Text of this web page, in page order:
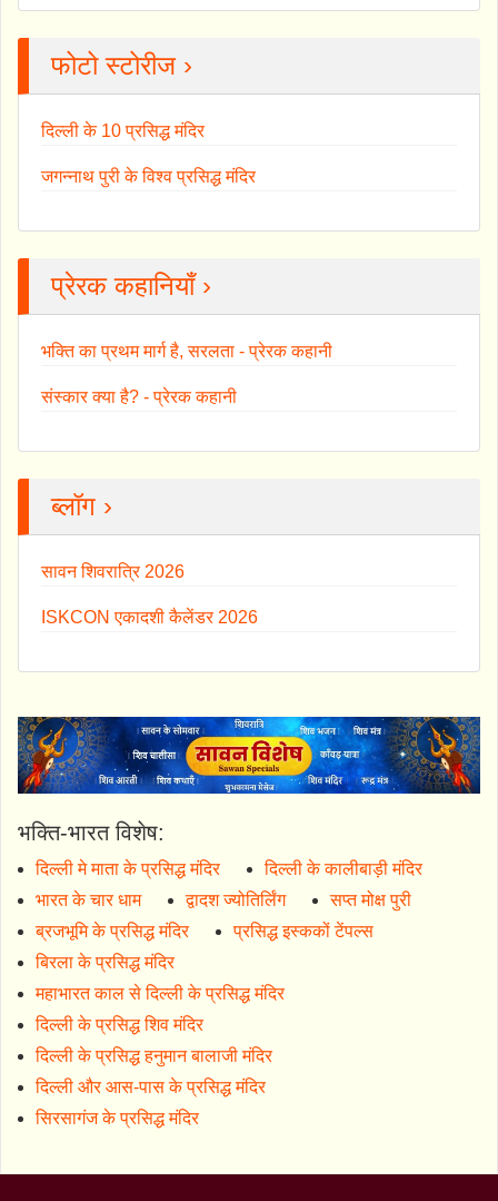
फोटो स्टोरीज ›
दिल्ली के 10 प्रसिद्ध मंदिर
जगन्नाथ पुरी के विश्व प्रसिद्ध मंदिर
प्रेरक कहानियाँ ›
भक्ति का प्रथम मार्ग है, सरलता - प्रेरक कहानी
संस्कार क्या है? - प्रेरक कहानी
ब्लॉग ›
सावन शिवरात्रि 2026
ISKCON एकादशी कैलेंडर 2026
भक्ति-भारत विशेष:
दिल्ली मे माता के प्रसिद्ध मंदिर
दिल्ली के कालीबाड़ी मंदिर
भारत के चार धाम
द्वादश ज्योतिर्लिंग
सप्त मोक्ष पुरी
ब्रजभूमि के प्रसिद्ध मंदिर
प्रसिद्ध इस्ककों टेंपल्स
बिरला के प्रसिद्ध मंदिर
महाभारत काल से दिल्ली के प्रसिद्ध मंदिर
दिल्ली के प्रसिद्ध शिव मंदिर
दिल्ली के प्रसिद्ध हनुमान बालाजी मंदिर
दिल्ली और आस-पास के प्रसिद्ध मंदिर
सिरसागंज के प्रसिद्ध मंदिर